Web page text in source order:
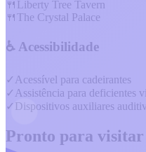
🍴 Liberty Tree Tavern
🍴The Crystal Palace
♿ Acessibilidade
✓ Acessível para cadeirantes
✓ Assistência para deficientes
✓ Dispositivos auxiliares
Pronto para visitar